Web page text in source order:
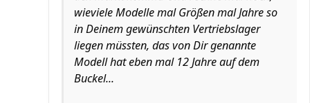
wieviele Modelle mal Größen mal Jahre so
in Deinem gewünschten Vertriebslager
liegen müssten, das von Dir genannte
Modell hat eben mal 12 Jahre auf dem
Buckel...